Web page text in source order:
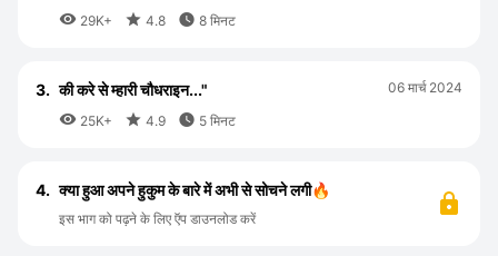
 29K+  4.8  8 मिनट
3. की करे से म्हारी चौधराइन..."
 25K+  4.9  5 मिनट
06 मार्च 2024
4. क्या हुआ अपने हुकुम के बारे में अभी से सोचने लगी🔥
इस भाग को पढ़ने के लिए ऍप डाउनलोड करें